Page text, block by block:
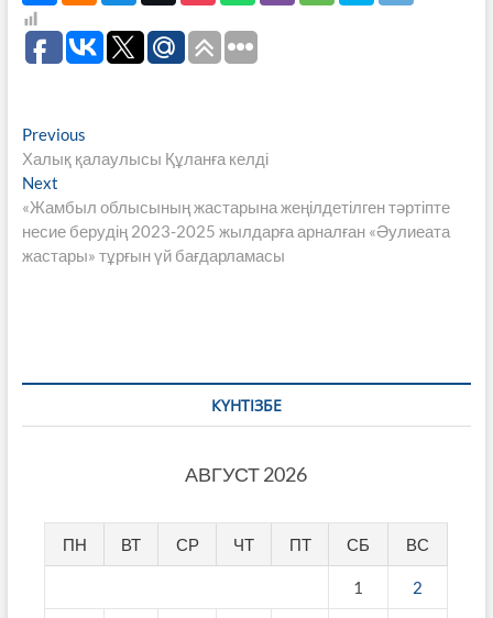
Навигация
по
записям
PreviousPrevious
post:
Халық қалаулысы Құланға келді
NextNext
post:
«Жамбыл облысының жастарына жеңілдетілген тәртіпте
несие берудің 2023-2025 жылдарға арналған «Әулиеата
жастары» тұрғын үй бағдарламасы
КҮНТІЗБЕ
АВГУСТ 2026
ПН ВТ СР ЧТ ПТ СБ ВС
1 2